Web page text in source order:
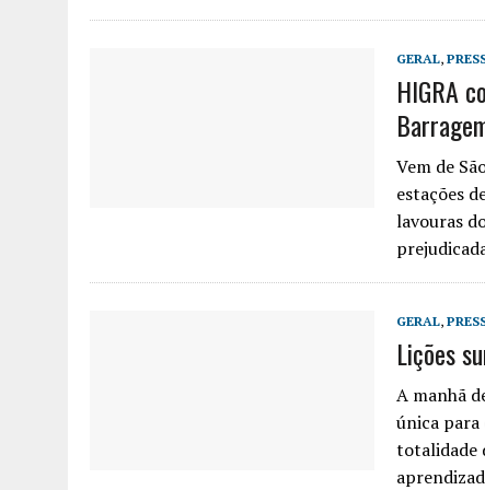
GERAL,
HIGRA
Vem de
estações
lavouras
GERAL,
Lições
A manhã
única para
totalidade